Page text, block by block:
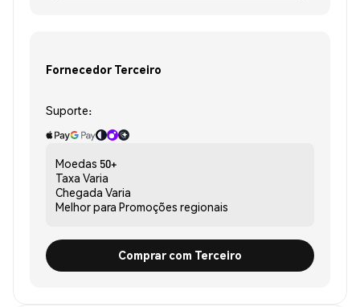
Fornecedor Terceiro
Suporte:
Moedas 50+
Taxa Varia
Chegada Varia
Melhor para Promoções regionais
Comprar com Terceiro